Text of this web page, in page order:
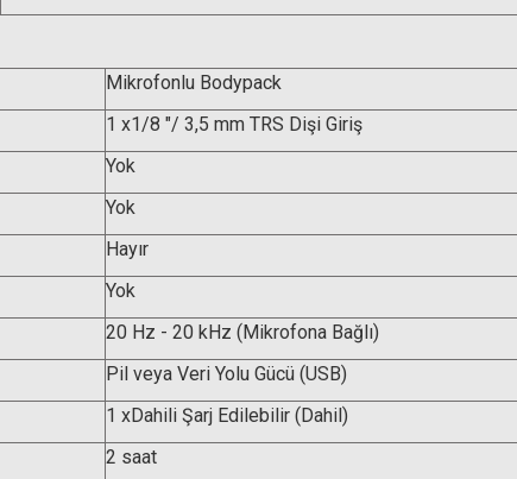
Mikrofonlu Bodypack
1 x1/8 "/ 3,5 mm TRS Dişi Giriş
Yok
Yok
Hayır
Yok
20 Hz - 20 kHz (Mikrofona Bağlı)
Pil veya Veri Yolu Gücü (USB)
1 xDahili Şarj Edilebilir (Dahil)
2 saat